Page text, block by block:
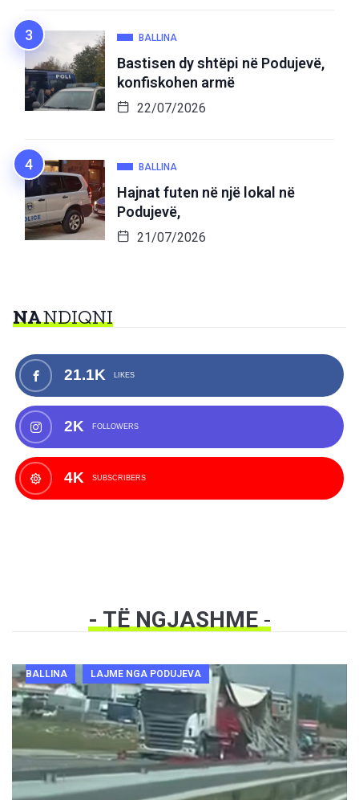
BALLINA
Bastisen dy shtëpi në Podujevë,
konfiskohen armë
22/07/2026
BALLINA
Hajnat futen në një lokal në
Podujevë,
21/07/2026
NANDIQNI
21.1K LIKES
2K FOLLOWERS
4K SUBSCRIBERS
- TË NGJASHME-
BALLINA LAJME NGA PODUJEVA